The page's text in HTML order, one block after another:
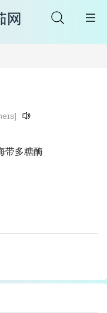
带多糖酶